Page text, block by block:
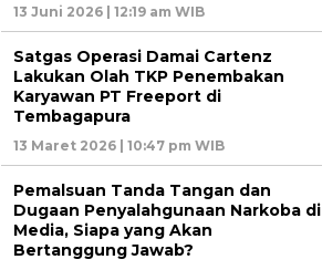
13 Juni 2026 | 12:19 am WIB
Satgas Operasi Damai Cartenz
Lakukan Olah TKP Penembakan
Karyawan PT Freeport di
Tembagapura
13 Maret 2026 | 10:47 pm WIB
Pemalsuan Tanda Tangan dan
Dugaan Penyalahgunaan Narkoba di
Media, Siapa yang Akan
Bertanggung Jawab?